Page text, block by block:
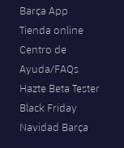
Barça App
Tienda online
Centro de
Ayuda/FAQs
Hazte Beta Tester
Black Friday
Navidad Barça